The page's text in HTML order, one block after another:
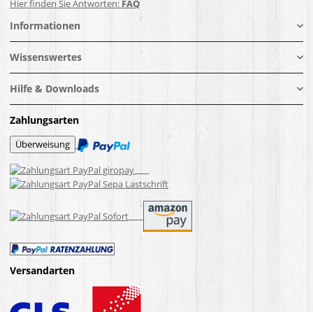
Hier finden Sie Antworten: FAQ
Informationen
Wissenswertes
Hilfe & Downloads
Zahlungsarten
Versandarten